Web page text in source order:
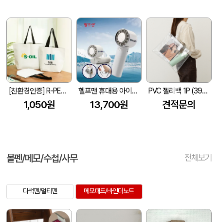
[친환경인증] R-PET 고밀도 리유저블백 (검정내피/170g)(S~XL)
1,050원
헬프맨 휴대용 아이스쿨링 선풍기
13,700원
PVC 젤리백 1P (390x300mm)
견적문의
볼펜/메모/수첩/사무 전체보기
다색펜/멀티펜 메모패드/바인더노트